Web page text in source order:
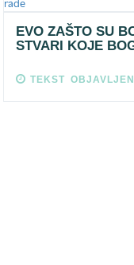
EVO ZAŠTO SU
STVARI KOJE
TEKST